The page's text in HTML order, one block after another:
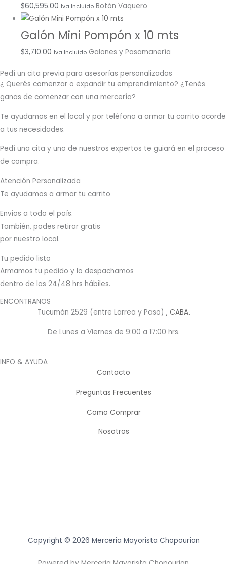
$60,595.00 Iva Incluido Botón Vaquero
Galón Mini Pompón x 10 mts
$3,710.00 Iva Incluido Galones y Pasamanería
Pedí un cita previa para asesorías personalizadas
¿ Querés comenzar o expandir tu emprendimiento? ¿Tenés
ganas de comenzar con una mercería?
Te ayudamos en el local y por teléfono a armar tu carrito acorde
a tus necesidades.
Pedí una cita y uno de nuestros expertos te guiará en el proceso
de compra.
Atención Personalizada
Te ayudamos a armar tu carrito
Envios a todo el país.
También, podes retirar gratis
por nuestro local.
Tu pedido listo
Armamos tu pedido y lo despachamos
dentro de las 24/48 hrs hábiles.
ENCONTRANOS
Tucumán 2529 (entre Larrea y Paso) , CABA.
De Lunes a Viernes de 9:00 a 17:00 hrs.
INFO & AYUDA
Contacto
Preguntas Frecuentes
Como Comprar
Nosotros
Copyright © 2026 Merceria Mayorista Chopourian